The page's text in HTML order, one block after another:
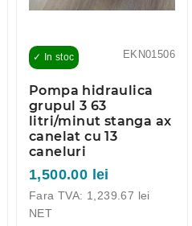
EKN01506
✓ In stoc
Pompa hidraulica
grupul 3 63
litri/minut stanga ax
canelat cu 13
caneluri
1,500.00 lei
Fara TVA: 1,239.67 lei
NET